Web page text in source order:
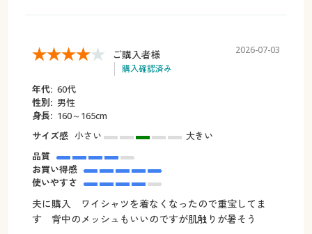
ご購入者様
購入確認済み
2026-07-03
年代: 60代
性別: 男性
身長: 160～165cm
サイズ感 小さい
大きい
品質
お買い得感
使いやすさ
夫に購入 ワイシャツを着なくなったので重宝してま
す 背中のメッシュもいいのですが肌触りが暑そう